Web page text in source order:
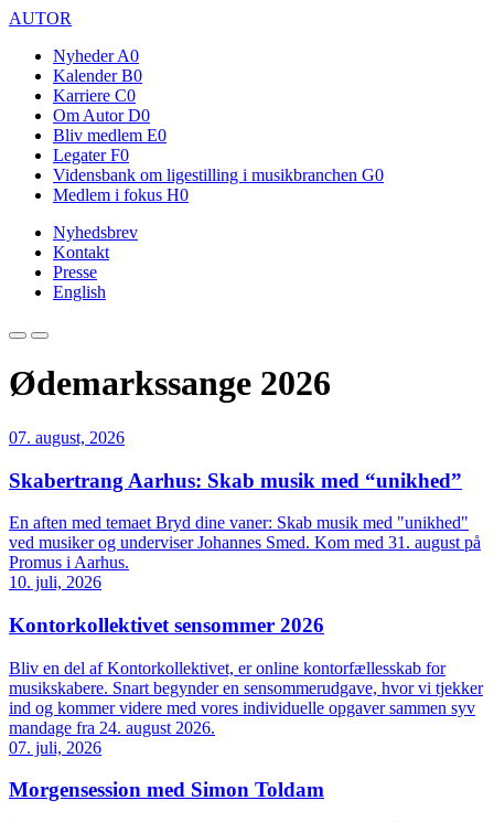
AUTOR
Nyheder A0
Kalender B0
Karriere C0
Om Autor D0
Bliv medlem E0
Legater F0
Vidensbank om ligestilling i musikbranchen G0
Medlem i fokus H0
Nyhedsbrev
Kontakt
Presse
English
Ødemarkssange 2026
07. august, 2026
Skabertrang Aarhus: Skab musik med “unikhed”
En aften med temaet Bryd dine vaner: Skab musik med "unikhed"
ved musiker og underviser Johannes Smed. Kom med 31. august på
Promus i Aarhus.
10. juli, 2026
Kontorkollektivet sensommer 2026
Bliv en del af Kontorkollektivet, er online kontorfællesskab for
musikskabere. Snart begynder en sensommerudgave, hvor vi tjekker
ind og kommer videre med vores individuelle opgaver sammen syv
mandage fra 24. august 2026.
07. juli, 2026
Morgensession med Simon Toldam